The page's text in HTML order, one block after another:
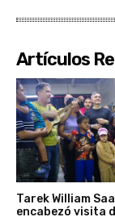
Artículos
Tarek William
encabezó visita